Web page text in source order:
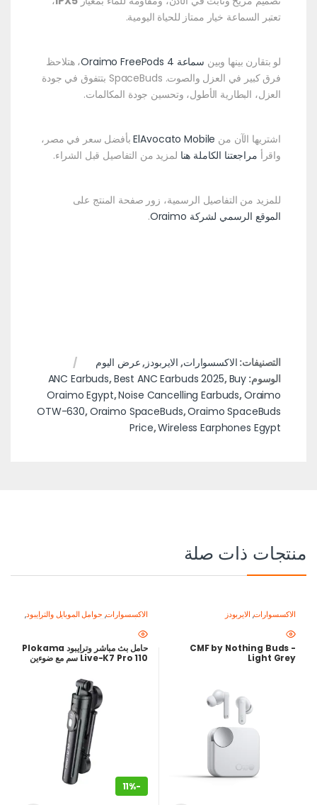
تعتبر السماعة خيار ممتاز للحياة اليومية.
لو بتقارن بينها وبين سماعة Oraimo FreePods 4
، هتلاحظ
فرق كبير في العزل والصوت. SpaceBuds بتتفوق في جودة
العزل، البطارية الأطول، وتحسين جودة المكالمات.
اشتريها الآن من ElAvocato Mobileبأفضل سعر في مصر،
واقرأ مراجعتنا الكاملة هنا لمزيد من التفاصيل قبل الشراء.
للمزيد من التفاصيل الرسمية، زور صفحة المنتج على
الموقع الرسمي لشركة Oraimo
.
التصنيفات: الاكسسوارات, الايربودز , عرض اليوم
الوسوم:
ANC Earbuds,Best ANC Earbuds 2025,Buy
Oraimo Egypt,Noise Cancelling Earbuds,Oraimo
OTW-630,Oraimo SpaceBuds,Oraimo SpaceBuds
Price,Wireless Earphones Egypt
منتجات ذات صلة
الاكسسوارات, الايربودز
CMF by Nothing Buds -
Light Grey
الاكسسوارات, حوامل الموبايل والترايبود,
معدات تصوير الموبايل-اصنع محتواك
باحتراف
حامل بث مباشر وترايبود Plokama
Live-K7 Pro 110 سم مع ضوءين
-
11%